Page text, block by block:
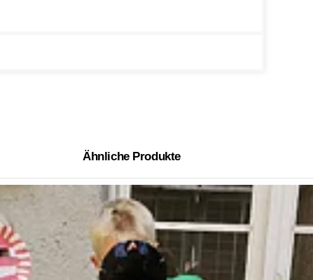
Ähnliche Produkte